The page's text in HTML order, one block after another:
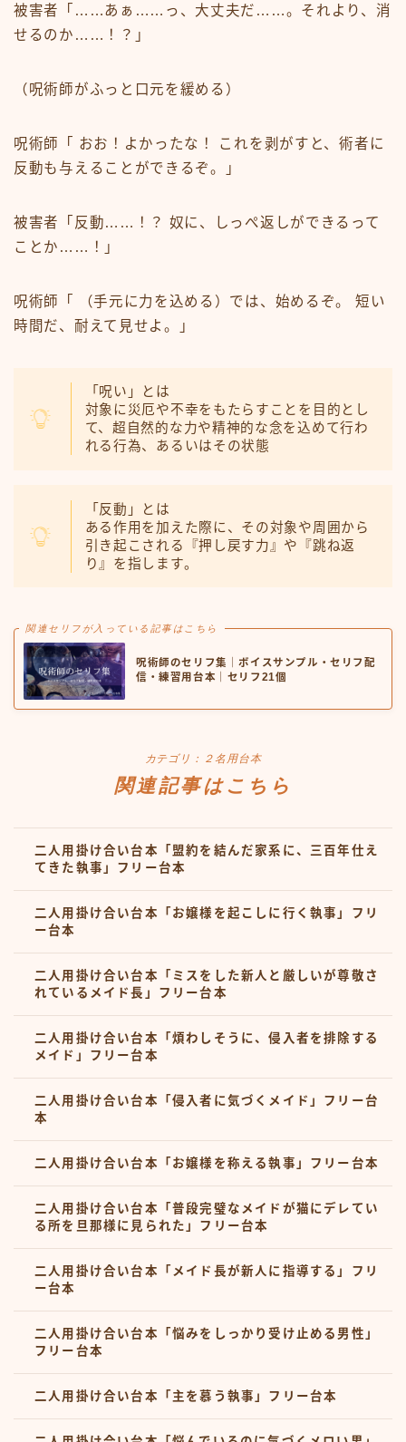
被害者「……あぁ……っ、大丈夫だ……。それより、消
せるのか……！？」
（呪術師がふっと口元を緩める）
呪術師「 おお！よかったな！ これを剥がすと、術者に
反動も与えることができるぞ。」
被害者「反動……！？ 奴に、しっぺ返しができるって
ことか……！」
呪術師「 （手元に力を込める）では、始めるぞ。 短い
時間だ、耐えて見せよ。」
「呪い」とは
対象に災厄や不幸をもたらすことを目的とし
て、超自然的な力や精神的な念を込めて行わ
れる行為、あるいはその状態
「反動」とは
ある作用を加えた際に、その対象や周囲から
引き起こされる『押し戻す力』や『跳ね返
り』を指します。
関連セリフが入っている記事はこちら
呪術師のセリフ集｜ボイスサンプル・セリフ配
信・練習用台本｜セリフ21個
カテゴリ：２名用台本
関連記事はこちら
二人用掛け合い台本「盟約を結んだ家系に、三百年仕え
てきた執事」フリー台本
二人用掛け合い台本「お嬢様を起こしに行く執事」フリ
ー台本
二人用掛け合い台本「ミスをした新人と厳しいが尊敬さ
れているメイド長」フリー台本
二人用掛け合い台本「煩わしそうに、侵入者を排除する
メイド」フリー台本
二人用掛け合い台本「侵入者に気づくメイド」フリー台
本
二人用掛け合い台本「お嬢様を称える執事」フリー台本
二人用掛け合い台本「普段完璧なメイドが猫にデレてい
る所を旦那様に見られた」フリー台本
二人用掛け合い台本「メイド長が新人に指導する」フリ
ー台本
二人用掛け合い台本「悩みをしっかり受け止める男性」
フリー台本
二人用掛け合い台本「主を慕う執事」フリー台本